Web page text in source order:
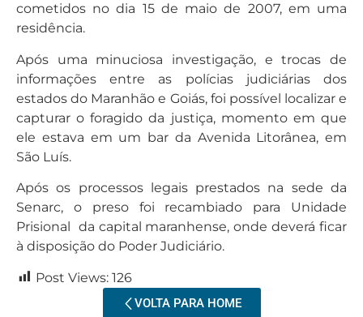
cometidos no dia 15 de maio de 2007, em uma
residência.
Após uma minuciosa investigação, e trocas de
informações entre as polícias judiciárias dos
estados do Maranhão e Goiás, foi possível localizar e
capturar o foragido da justiça, momento em que
ele estava em um bar da Avenida Litorânea, em
São Luís.
Após os processos legais prestados na sede da
Senarc, o preso foi recambiado para Unidade
Prisional da capital maranhense, onde deverá ficar
à disposição do Poder Judiciário.
Post Views: 126
VOLTA PARA HOME